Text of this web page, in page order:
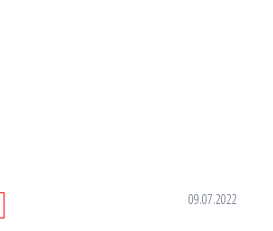
09.07.2022